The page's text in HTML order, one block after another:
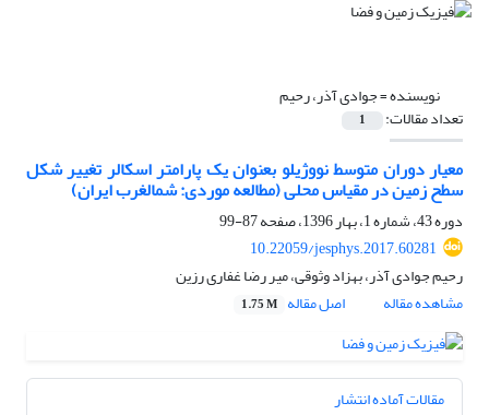
نویسنده =جوادی آذر، رحیم
تعداد مقالات: 1
معیار دوران متوسط نووژیلو بعنوان یک پارامتر اسکالر تغییر شکل
سطح زمین در مقیاس محلی (مطالعه موردی: شمالغرب ایران)
دوره 43، شماره 1، بهار 1396، صفحه
87-99
10.22059/jesphys.2017.60281
رحیم جوادی آذر، بهزاد وثوقی، میر رضا غفاری رزین
مشاهده مقاله
اصل مقاله 1.75 M
مقالات آماده انتشار